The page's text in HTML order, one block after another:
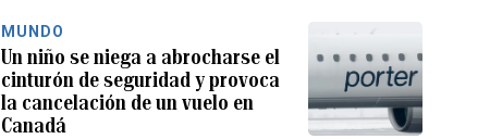
MUNDO
Un niño se niega a abrocharse el
cinturón de seguridad y provoca
la cancelación de un vuelo en
Canadá